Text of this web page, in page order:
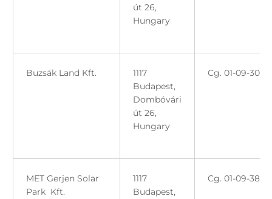
út 26,
Hungary
Buzsák Land Kft.
1117
Budapest,
Dombóvári
út 26,
Hungary
Cg. 01-09-
MET Gerjen Solar
Park Kft.
1117
Budapest,
Cg. 01-09-